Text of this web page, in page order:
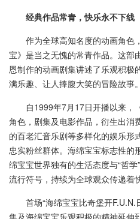
经典作品常青 ，快乐永不下线
作为全球高知名度的动画角色
宝》是当之无愧的常青作品。这部
恩制作的动画剧集讲述了乐观积极
满乐趣、让人捧腹大笑的冒险故事。
自1999年7月17日开播以来，
角色，剧集及电影作品，衍生出消
的百老汇音乐剧等多样化的娱乐形
忠实粉丝群体。海绵宝宝标志性的
绵宝宝世界独有的生活态度与“哲
流行符号，持续为全球观众传递着
首场“海绵宝宝比奇堡开F.U.N.
集及海绵宝宝乐观积极的精神延伸